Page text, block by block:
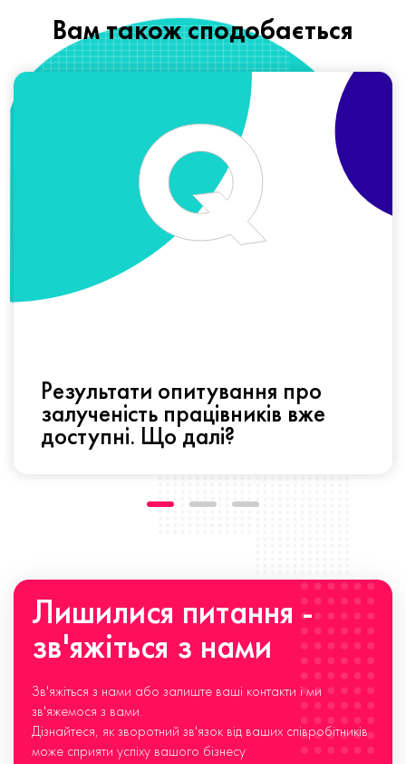
Вам також сподобається
Результати опитування про
залученість працівників вже
доступні. Що далі?
Лишилися питання -
зв'яжіться з нами
Зв'яжіться з нами або залиште ваші контакти і ми
зв'яжемося з вами.
Дізнайтеся, як зворотний зв'язок від ваших співробітників
може сприяти успіху вашого бізнесу